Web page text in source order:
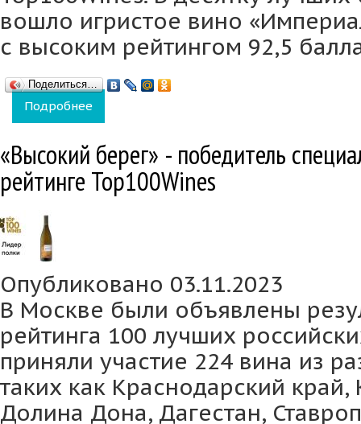
вошло игристое вино
с высоким рейтингом 92,5
Поделиться…
Подробнее
«Высокий берег» - победитель
рейтинге Top100Wines
Опубликовано 03.11.2023
В Москве были объявлены
рейтинга 100 лучших
приняли участие 224 вина из
таких как Краснодарский
Долина Дона, Дагестан,